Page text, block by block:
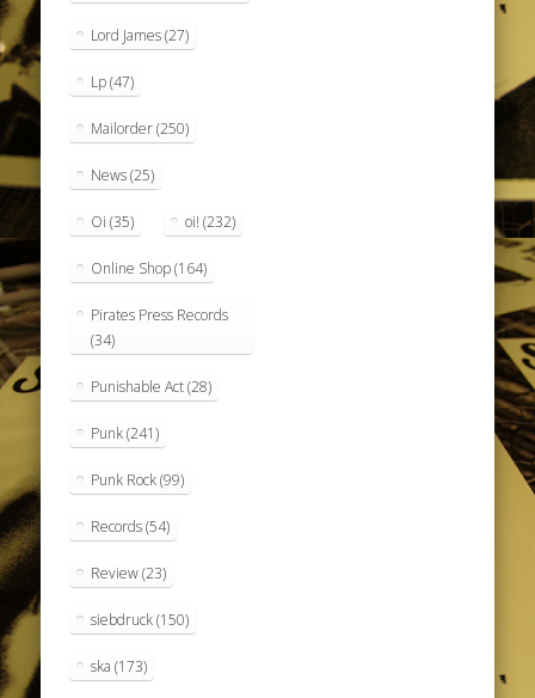
Lord James(27)
Lp(47)
Mailorder(250)
News(25)
Oi (35) oi! (232)
Online Shop(164)
Pirates Press Records
(34)
Punishable Act(28)
Punk(241)
Punk Rock(99)
Records(54)
Review(23)
siebdruck(150)
ska (173)